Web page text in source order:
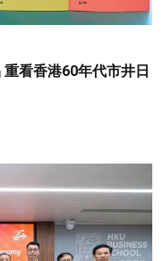
看香港60年代市井日